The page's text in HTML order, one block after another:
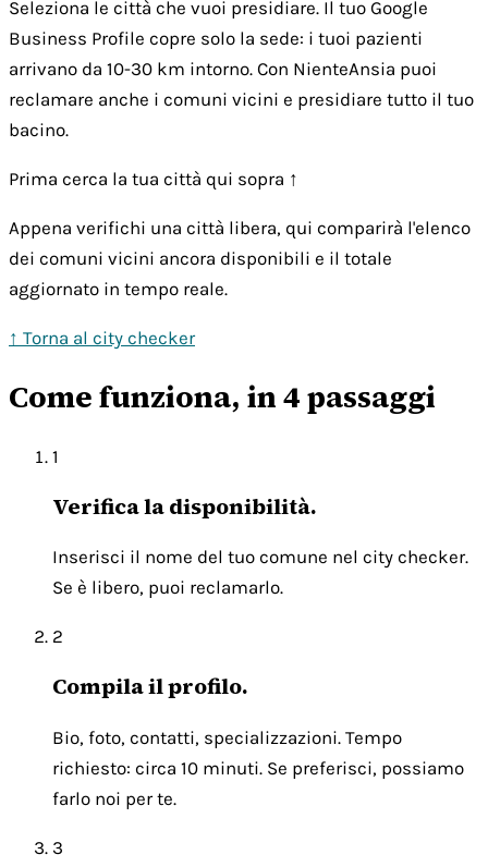
Seleziona le città che vuoi presidiare. Il tuo Google
Business Profile copre solo la sede: i tuoi pazienti
arrivano da 10-30 km intorno. Con NienteAnsia puoi
reclamare anche i comuni vicini e presidiare tutto il tuo
bacino.
Prima cerca la tua città qui sopra ↑
Appena verifichi una città libera, qui comparirà l'elenco
dei comuni vicini ancora disponibili e il totale
aggiornato in tempo reale.
↑ Torna al city checker
Come funziona, in 4 passaggi
1
Verifica la disponibilità.
Inserisci il nome del tuo comune nel city checker.
Se è libero, puoi reclamarlo.
2
Compila il profilo.
Bio, foto, contatti, specializzazioni. Tempo
richiesto: circa 10 minuti. Se preferisci, possiamo
farlo noi per te.
3